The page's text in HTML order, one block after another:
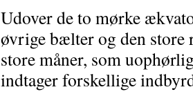
Udover de to mørke
øvrige bælter og den store
store måner, som
indtager forskellige